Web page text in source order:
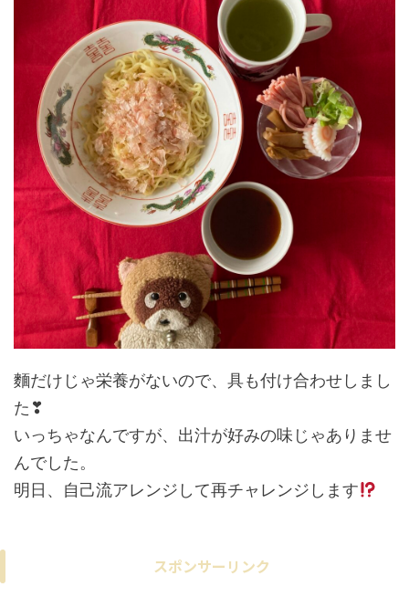
麵だけじゃ栄養がないので、具も付け合わせしまし
た❣
いっちゃなんですが、出汁が好みの味じゃありませ
んでした。
明日、自己流アレンジして再チャレンジします
スポンサーリンク